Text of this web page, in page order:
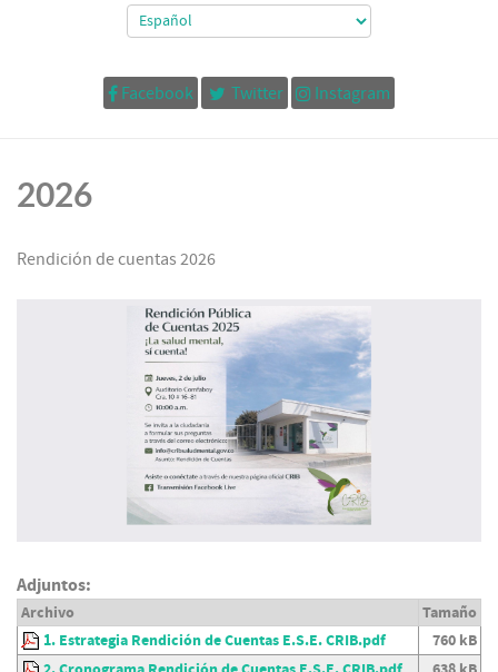
Facebook Twitter Instagram
2026
Rendición de cuentas 2026
Adjuntos:
Archivo
Tamaño
1. Estrategia Rendición de Cuentas E.S.E. CRIB.pdf
760 kB